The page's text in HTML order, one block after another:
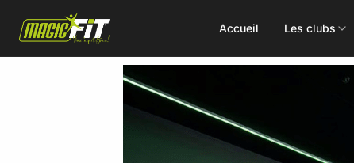
Accueil Les clubs
DÉCOUVREZ NOS 75 ACTIVITÉS